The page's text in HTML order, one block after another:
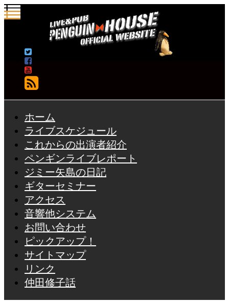
フォローする
ホーム
ライブスケジュール
これからの出演者紹介
ペンギンライブレポート
ジミー矢島の日記
ギターセミナー
アクセス
音響他システム
お問い合わせ
ピックアップ！
サイトマップ
リンク
仲田修子話